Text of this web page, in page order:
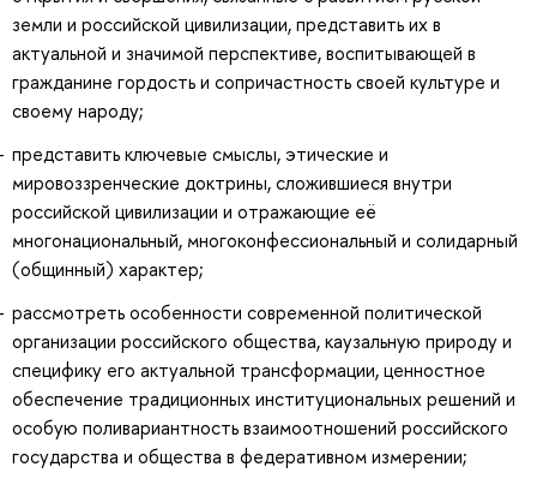
земли и российской цивилизации, представить их в
актуальной и значимой перспективе, воспитывающей в
гражданине гордость и сопричастность своей культуре и
своему народу;
представить ключевые смыслы, этические и
мировоззренческие доктрины, сложившиеся внутри
российской цивилизации и отражающие её
многонациональный, многоконфессиональный и солидарный
(общинный) характер;
рассмотреть особенности современной политической
организации российского общества, каузальную природу и
специфику его актуальной трансформации, ценностное
обеспечение традиционных институциональных решений и
особую поливариантность взаимоотношений российского
государства и общества в федеративном измерении;